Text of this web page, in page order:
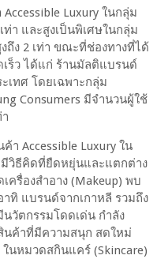
Luxury ในกลุ่ม
า และสูงเป็นพิเศษในกลุ่ม
ถึง 2 เท่า ขณะที่ช่องทางที่ได้
ร็ว ได้แก่ ร้านมัลติแบรนด์
เทศ โดยเฉพาะกลุ่ม
Consumers มีจำนวนผู้ใช้
า Accessible Luxury ใน
วิธีคิดที่ยืดหยุ่นและแตกต่าง
รื่องสำอาง (Makeup) พบ
ทิ แบรนด์จากเกาหลี รวมถึง
วัตกรรมโดดเด่น กำลัง
นค้าที่มีความสนุก สดใหม่
นหมวดสกินแคร์ (Skincare)